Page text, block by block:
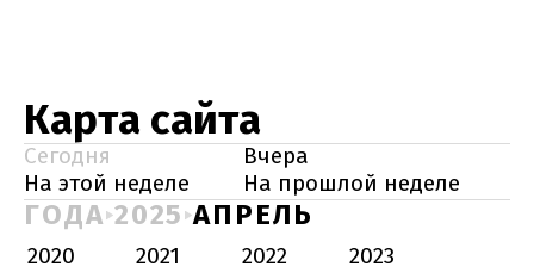
Карта сайта
Сегодня
Вчера
На этой неделе
На прошлой неделе
ГОДА 2025 АПРЕЛЬ
2020 2021 2022
2023